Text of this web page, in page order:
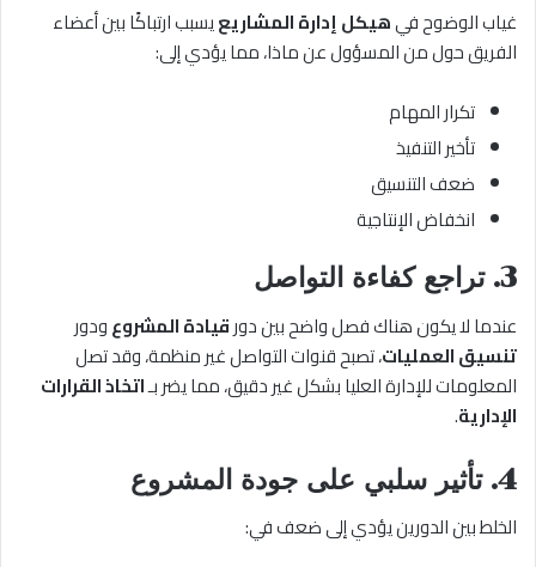
غياب الوضوح فيهيكل إدارة المشاريعيسبب ارتباكًا بين أعضاء
الفريق حول من المسؤول عن ماذا، مما يؤدي إلى:
تكرار المهام
تأخير التنفيذ
ضعف التنسيق
انخفاض الإنتاجية
3. تراجع كفاءة التواصل
عندما لا يكون هناك فصل واضح بين دورقيادة المشروعودور
تنسيق العمليات، تصبح قنوات التواصل غير منظمة، وقد تصل
المعلومات للإدارة العليا بشكل غير دقيق، مما يضر بـاتخاذ القرارات
الإدارية.
4. تأثير سلبي على جودة المشروع
الخلط بين الدورين يؤدي إلى ضعف في: